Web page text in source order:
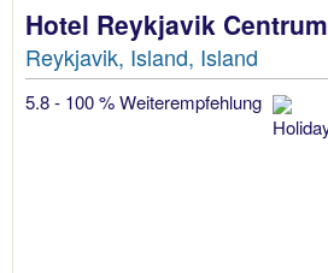
Hotel Reykjavik Centrum
Reykjavik, Island, Island
5.8 - 100 % Weiterempfehlung